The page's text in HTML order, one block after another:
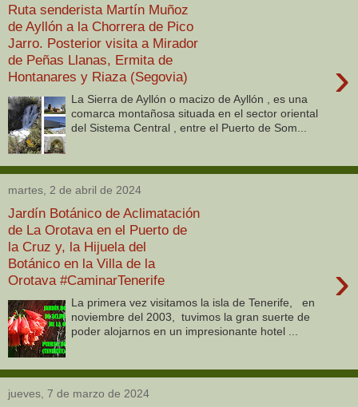
Ruta senderista Martín Muñoz
de Ayllón a la Chorrera de Pico
Jarro. Posterior visita a Mirador
de Peñas Llanas, Ermita de
Hontanares y Riaza (Segovia)
›
La Sierra de Ayllón o macizo de Ayllón , es una
comarca montañosa situada en el sector oriental
del Sistema Central , entre el Puerto de Som...
martes, 2 de abril de 2024
Jardín Botánico de Aclimatación
de La Orotava en el Puerto de
la Cruz y, la Hijuela del
Botánico en la Villa de la
Orotava #CaminarTenerife
›
La primera vez visitamos la isla de Tenerife, en
noviembre del 2003, tuvimos la gran suerte de
poder alojarnos en un impresionante hotel ...
jueves, 7 de marzo de 2024